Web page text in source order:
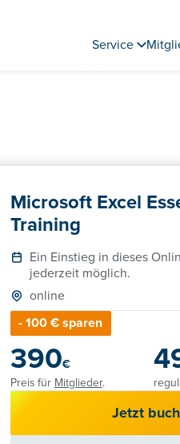
Service
Microsoft Excel
Training
Ein Einstieg in dieses
jederzeit möglich.
online
- 100 € sparen
390€
Preis für Mitglieder.
Jetzt